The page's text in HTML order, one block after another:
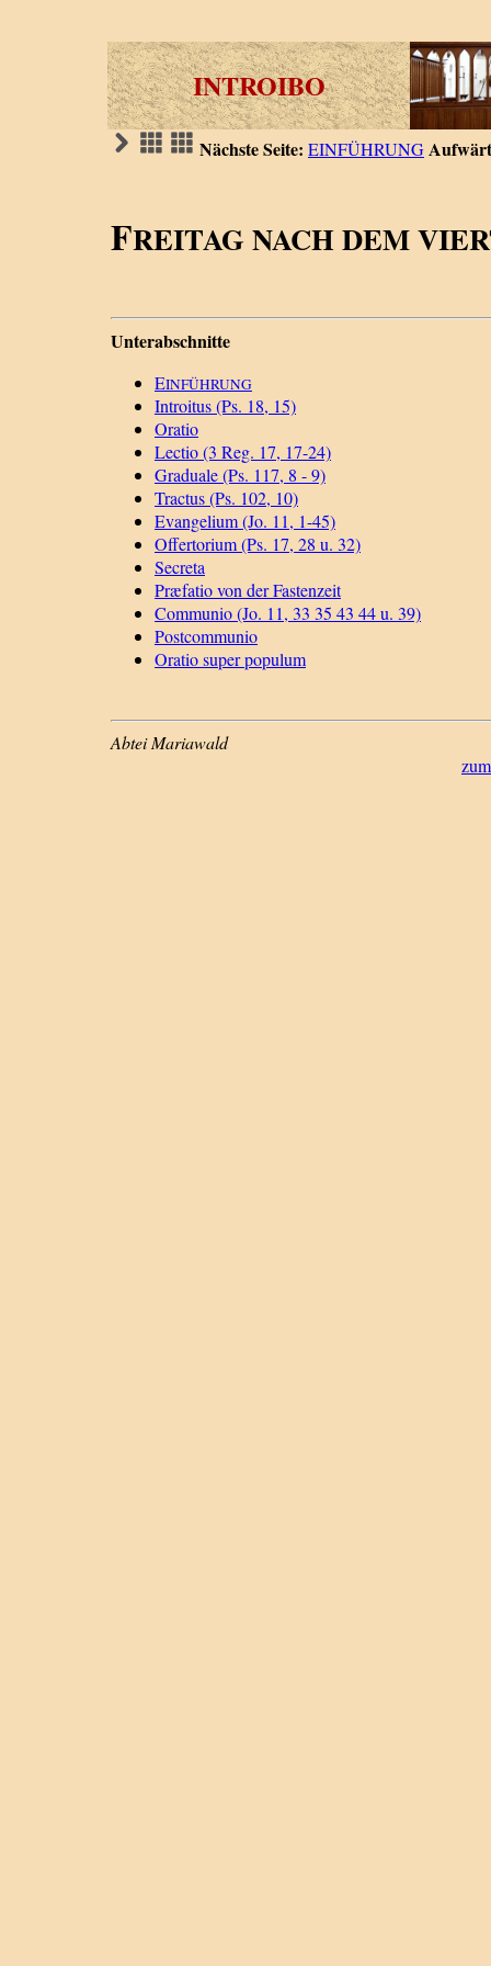
INTROIBO
Nächste Seite: EINFÜHRUNG
FREITAG NACH DEM
Unterabschnitte
EINFÜHRUNG
Introitus (Ps. 18, 15)
Oratio
Lectio (3 Reg. 17, 17-24)
Graduale (Ps. 117, 8 - 9)
Tractus (Ps. 102, 10)
Evangelium (Jo. 11, 1-45)
Offertorium (Ps. 17, 28 u. 32)
Secreta
Præfatio von der Fastenzeit
Communio (Jo. 11, 33 35 43 44 u. 39)
Postcommunio
Oratio super populum
Abtei Mariawald